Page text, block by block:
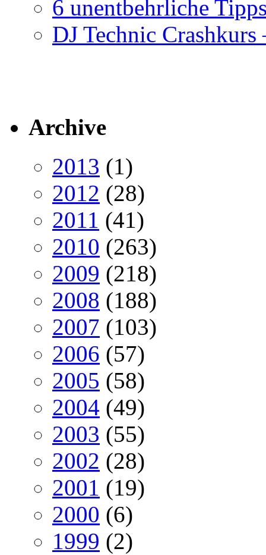
6 unentbehrliche
DJ Technic
Archive
2013 (1)
2012 (28)
2011 (41)
2010 (263)
2009 (218)
2008 (188)
2007 (103)
2006 (57)
2005 (58)
2004 (49)
2003 (55)
2002 (28)
2001 (19)
2000 (6)
1999 (2)